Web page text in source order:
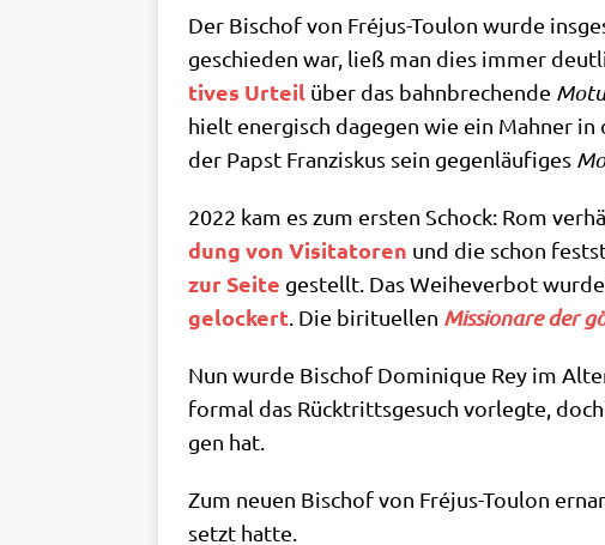
Der Bischof von Fré­jus-Tou­lon wur­de
geschie­den war, ließ man dies immer
ti­ves Urteil über das bahn­bre­chen­de
hielt ener­gisch dage­gen wie ein Mah­ner
der Papst Fran­zis­kus sein gegen­läu­fi­ges
2022 kam es zum ersten Schock: Rom
dung von Visi­ta­to­ren und die schon
zur Sei­te gestellt. Das Wei­he­ver­bot
gelockert . Die biri­tu­el­len Mis­sio­na­re der
Nun wur­de Bischof Domi­ni­que Rey im
for­mal das Rück­tritts­ge­such vor­leg­te,
gen hat.
Zum neu­en Bischof von Fré­jus-Tou­lon
setzt hatte.